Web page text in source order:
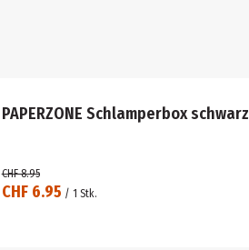
PAPERZONE Schlamperbox schwarz
CHF 6.95 / 1 Stk.
CHF 8.95